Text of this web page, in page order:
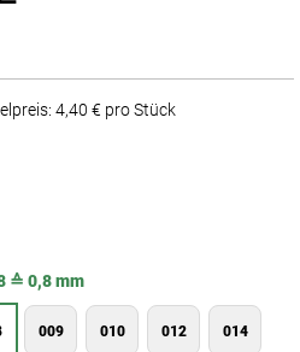
4,40 € pro Stück
≙ 0,8 mm
009 010 012 014